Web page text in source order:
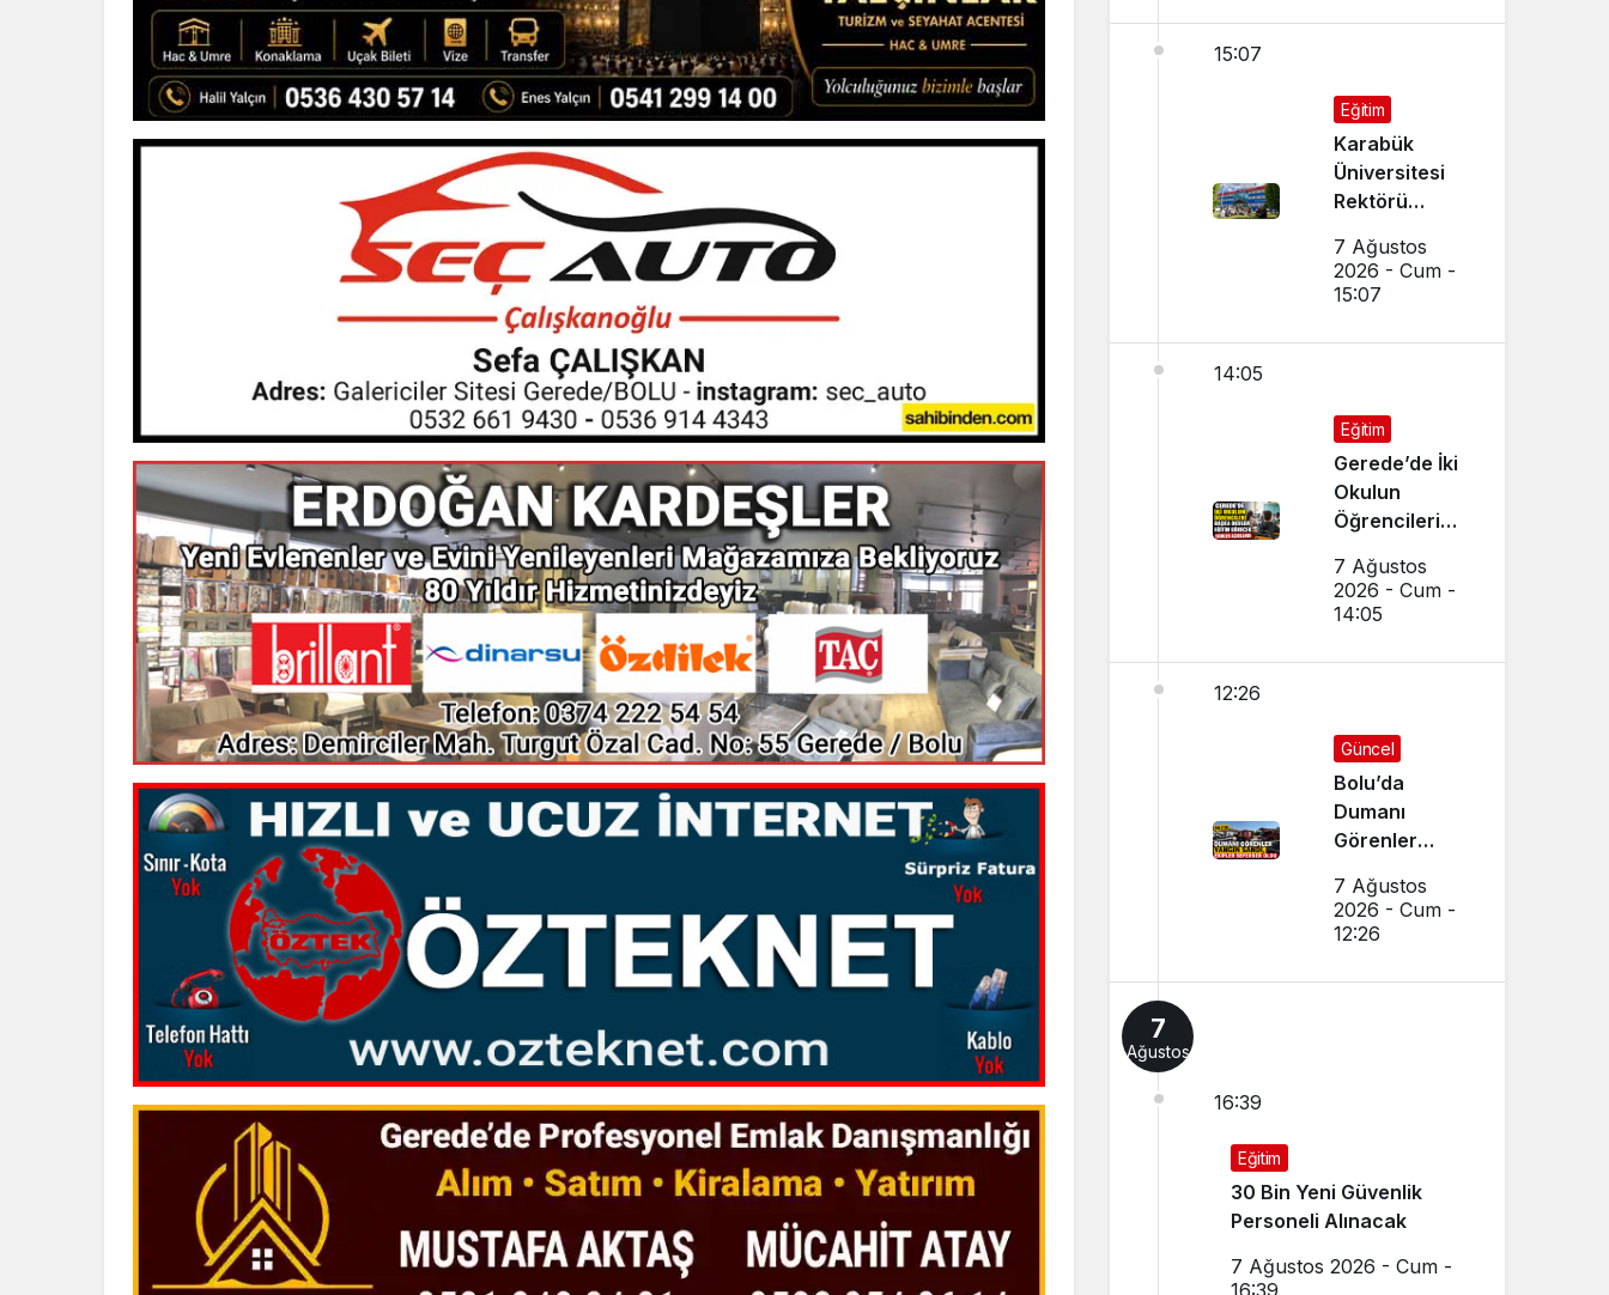
15:07
Eğitim
Karabük
Üniversitesi
Rektörü
Aday
Öğrencilere
7 Ağustos
2026 - Cum -
15:07
14:05
Eğitim
Gerede’de İki
Okulun
Öğrencileri
Eğitim
Görecek
7 Ağustos
2026 - Cum -
14:05
12:26
Güncel
Bolu’da
Dumanı
Görenler
Ekipler
Seferber Oldu
7 Ağustos
2026 - Cum -
12:26
7
Ağustos
16:39
Eğitim
30 Bin Yeni Güvenlik
Personeli Alınacak
7 Ağustos 2026 - Cum -